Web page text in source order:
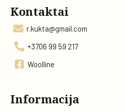
Kontaktai
r.kukta@gmail.com
+3706 99 59 217
Woolline
Informacija